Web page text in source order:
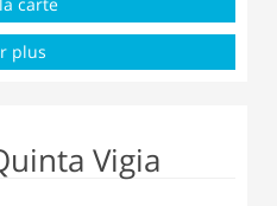
plus
Vigia